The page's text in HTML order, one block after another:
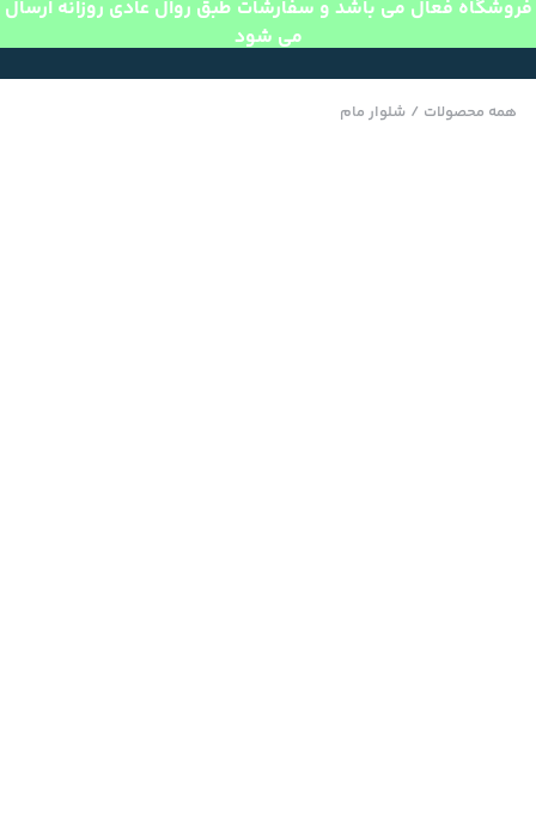
فروشگاه فعال می باشد و سفارشات طبق روال عادی روزانه ارسال
می شود
همه محصولات / شلوار مام